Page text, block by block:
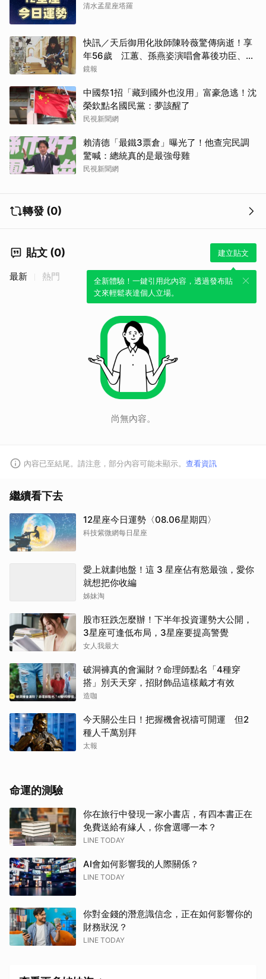
清水孟星座塔羅
快訊／天后御用化妝師陳聆薇驚傳病逝！享
年56歲 江蕙、孫燕姿演唱會幕後功臣、蔡
健雅崩潰難接受
鏡報
中國祭1招「藏到國外也沒用」富豪急逃！沈
榮欽點名國民黨：夢該醒了
民視新聞網
賴清德「最鐵3票倉」曝光了！他查完民調
驚喊：總統真的是最強母雞
民視新聞網
轉發 (0)
貼文 (0) 建立貼文
全新體驗！一鍵引用此內容，透過發布貼
文來輕鬆表達個人立場。
最新 熱門
尚無內容。
內容已至結尾。請注意，部分內容可能未顯示。 查看資訊
繼續看下去
12星座今日運勢〈08.06星期四〉
科技紫微網每日星座
愛上就劃地盤！這 3 星座佔有慾最強，愛你
就想把你收編
姊妹淘
股市狂跌怎麼辦！下半年投資運勢大公開，
3星座可逢低布局，3星座要提高警覺
女人我最大
破洞褲真的會漏財？命理師點名「4種穿
搭」別天天穿，招財飾品這樣戴才有效
造咖
今天關公生日！把握機會祝禱可開運 但2
種人千萬別拜
太報
命運的測驗
你在旅行中發現一家小書店，有四本書正在
免費送給有緣人，你會選哪一本？
LINE TODAY
AI會如何影響我的人際關係？
LINE TODAY
你對金錢的潛意識信念，正在如何影響你的
財務狀況？
LINE TODAY